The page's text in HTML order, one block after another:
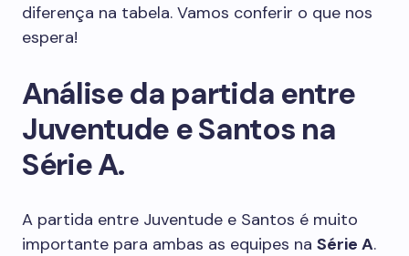
diferença na tabela. Vamos conferir o que nos
espera!
Análise da partida entre
Juventude e Santos na
Série A.
A partida entre Juventude e Santos é muito
importante para ambas as equipes na Série A.